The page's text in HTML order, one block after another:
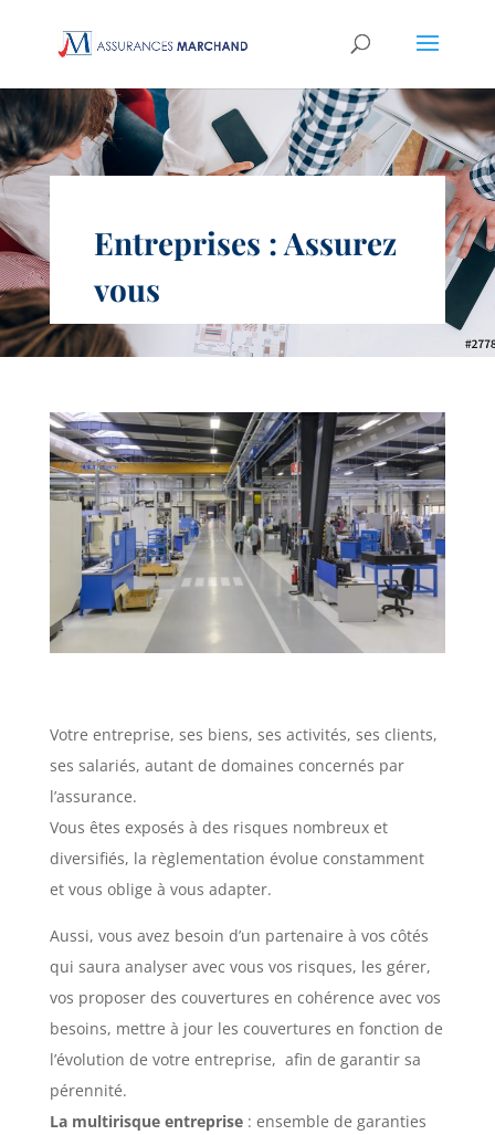
Entreprises : Assurez
vous
Votre entreprise, ses biens, ses activités, ses clients,
ses salariés, autant de domaines concernés par
l’assurance.
Vous êtes exposés à des risques nombreux et
diversifiés, la règlementation évolue constamment
et vous oblige à vous adapter.
Aussi, vous avez besoin d’un partenaire à vos côtés
qui saura analyser avec vous vos risques, les gérer,
vos proposer des couvertures en cohérence avec vos
besoins, mettre à jour les couvertures en fonction de
l’évolution de votre entreprise, afin de garantir sa
pérennité.
La multirisque entreprise: ensemble de garanties